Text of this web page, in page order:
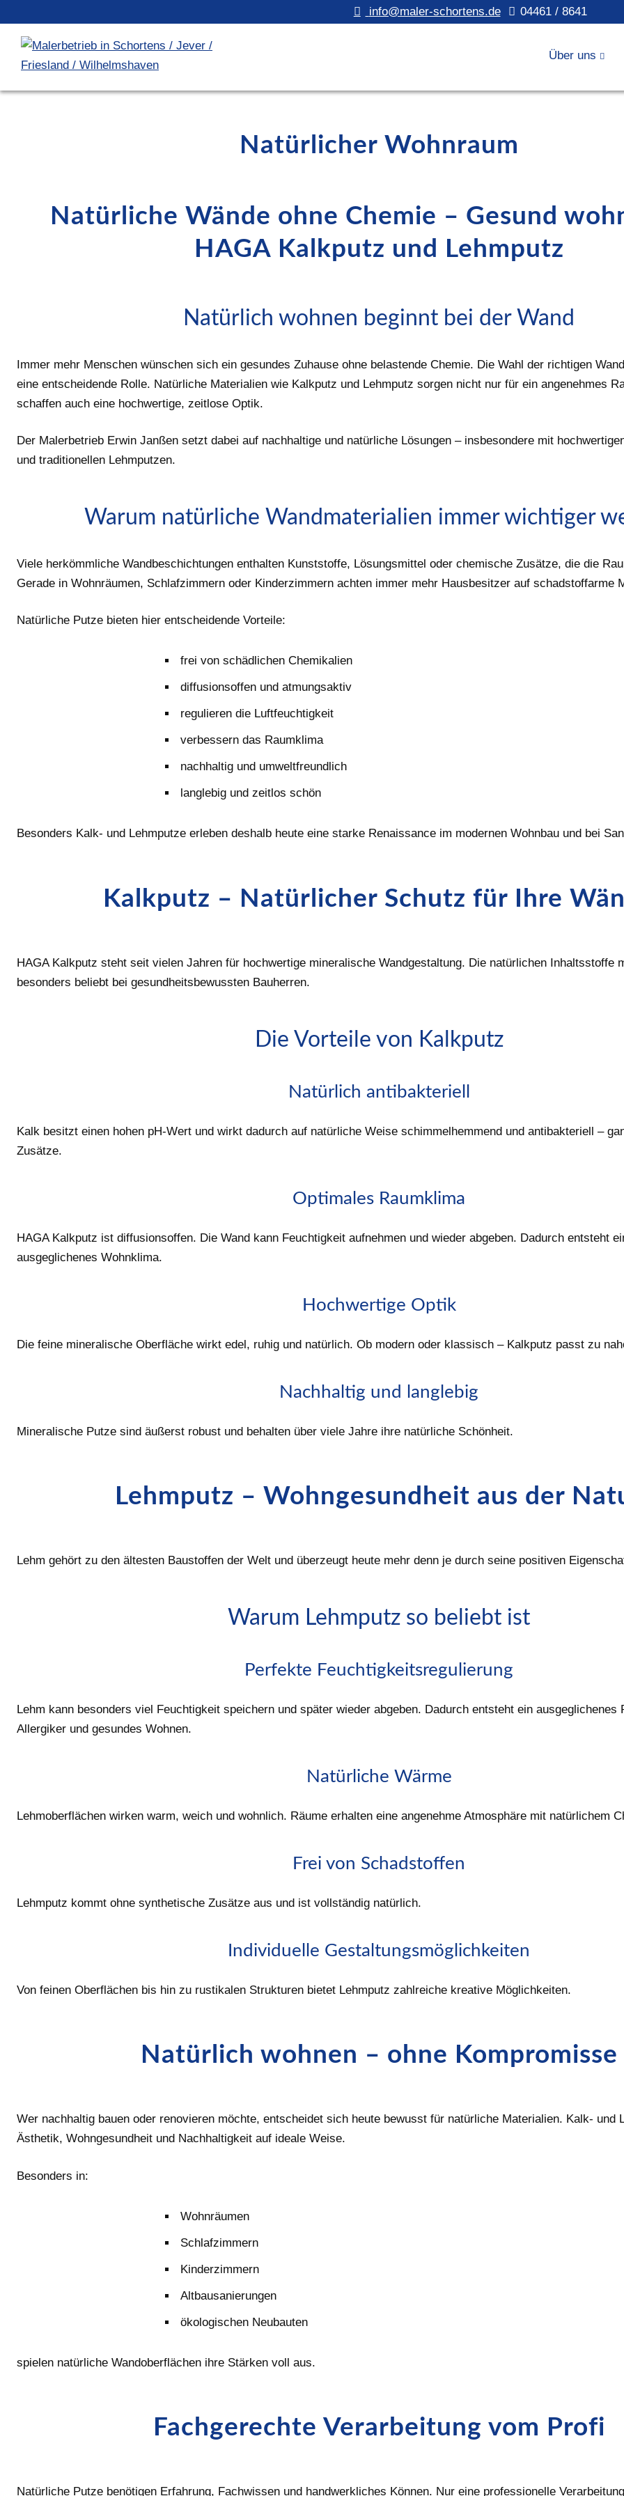
info@maler-schortens.de 04461 / 8641
Über uns
Natürlicher Wohnraum
Natürliche Wände ohne Chemie – Gesund
HAGA Kalkputz und Lehmputz
Natürlich wohnen beginnt bei der Wand
Immer mehr Menschen wünschen sich ein gesundes Zuhause ohne belastende Chemie. Die Wahl der richtigen
eine entscheidende Rolle. Natürliche Materialien wie Kalkputz und Lehmputz sorgen nicht nur für ein angenehmes
schaffen auch eine hochwertige, zeitlose Optik.
Der Malerbetrieb Erwin Janßen setzt dabei auf nachhaltige und natürliche Lösungen – insbesondere mit
und traditionellen Lehmputzen.
Warum natürliche Wandmaterialien immer wichtiger
Viele herkömmliche Wandbeschichtungen enthalten Kunststoffe, Lösungsmittel oder chemische Zusätze, die die
Gerade in Wohnräumen, Schlafzimmern oder Kinderzimmern achten immer mehr Hausbesitzer auf schadstoffarme
Natürliche Putze bieten hier entscheidende Vorteile:
frei von schädlichen Chemikalien
diffusionsoffen und atmungsaktiv
regulieren die Luftfeuchtigkeit
verbessern das Raumklima
nachhaltig und umweltfreundlich
langlebig und zeitlos schön
Besonders Kalk- und Lehmputze erleben deshalb heute eine starke Renaissance im modernen Wohnbau und bei
Kalkputz – Natürlicher Schutz für Ihre
HAGA Kalkputz steht seit vielen Jahren für hochwertige mineralische Wandgestaltung. Die natürlichen Inhaltsstoffe
besonders beliebt bei gesundheitsbewussten Bauherren.
Die Vorteile von Kalkputz
Natürlich antibakteriell
Kalk besitzt einen hohen pH-Wert und wirkt dadurch auf natürliche Weise schimmelhemmend und antibakteriell –
Zusätze.
Optimales Raumklima
HAGA Kalkputz ist diffusionsoffen. Die Wand kann Feuchtigkeit aufnehmen und wieder abgeben. Dadurch entsteht
ausgeglichenes Wohnklima.
Hochwertige Optik
Die feine mineralische Oberfläche wirkt edel, ruhig und natürlich. Ob modern oder klassisch – Kalkputz passt zu
Nachhaltig und langlebig
Mineralische Putze sind äußerst robust und behalten über viele Jahre ihre natürliche Schönheit.
Lehmputz – Wohngesundheit aus der
Lehm gehört zu den ältesten Baustoffen der Welt und überzeugt heute mehr denn je durch seine positiven
Warum Lehmputz so beliebt ist
Perfekte Feuchtigkeitsregulierung
Lehm kann besonders viel Feuchtigkeit speichern und später wieder abgeben. Dadurch entsteht ein ausgeglichenes
Allergiker und gesundes Wohnen.
Natürliche Wärme
Lehmoberflächen wirken warm, weich und wohnlich. Räume erhalten eine angenehme Atmosphäre mit natürlichem
Frei von Schadstoffen
Lehmputz kommt ohne synthetische Zusätze aus und ist vollständig natürlich.
Individuelle Gestaltungsmöglichkeiten
Von feinen Oberflächen bis hin zu rustikalen Strukturen bietet Lehmputz zahlreiche kreative Möglichkeiten.
Natürlich wohnen – ohne Kompromisse
Wer nachhaltig bauen oder renovieren möchte, entscheidet sich heute bewusst für natürliche Materialien. Kalk- und
Ästhetik, Wohngesundheit und Nachhaltigkeit auf ideale Weise.
Besonders in:
Wohnräumen
Schlafzimmern
Kinderzimmern
Altbausanierungen
ökologischen Neubauten
spielen natürliche Wandoberflächen ihre Stärken voll aus.
Fachgerechte Verarbeitung vom Profi
Natürliche Putze benötigen Erfahrung, Fachwissen und handwerkliches Können. Nur eine professionelle